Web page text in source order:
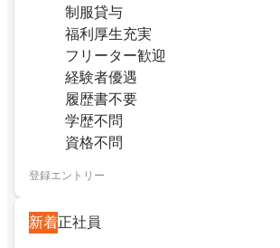
制服貸与
福利厚生充実
フリーター歓迎
経験者優遇
履歴書不要
学歴不問
資格不問
登録エントリー
新着正社員